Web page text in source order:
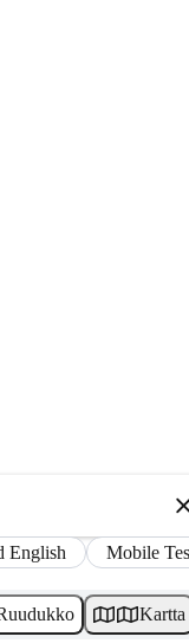
English Mobile
Kartta